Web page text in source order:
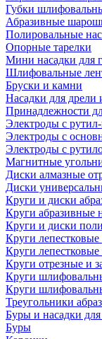
Губки
Абразивные
Полировальные
Опорные тарелки
Мини насадки для
Шлифовальные
Бруски и камни
Насадки для
Принадлежности
Электроды с
Электроды с
Электроды с
Магнитные
Диски алмазные
Диски
Круги и диски
Круги абразивные
Круги и диски
Круги
Круги
Круги отрезные и
Круги
Круги
Треугольники
Буры и насадки
Буры